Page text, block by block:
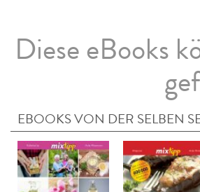
Diese eBooks
EBOOKS VON DER SELBEN